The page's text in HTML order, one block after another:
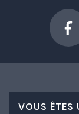
VOUS ÊTES